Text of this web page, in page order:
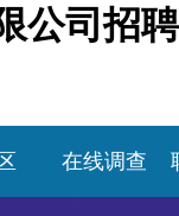
公司招聘
在线调查